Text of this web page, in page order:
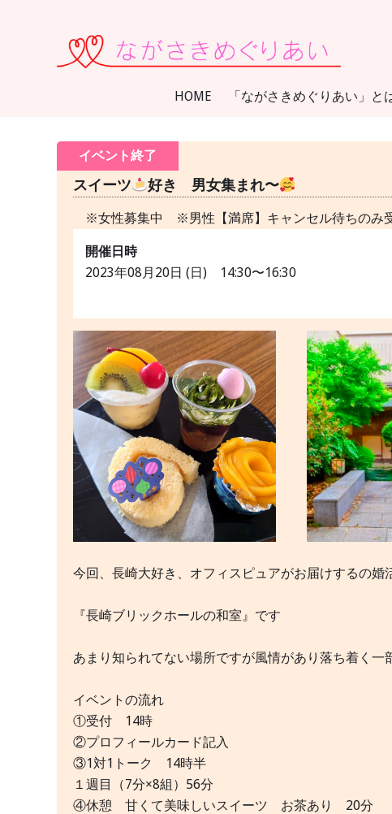
HOME 「ながさきめぐりあい」と
イベント終了
スイーツ 好き 男女集まれ〜
※女性募集中 ※男性【満席】キャンセル待ちのみ
開催日時
2023年08月20日 (日) 14:30〜16:30
今回、長崎大好き、オフィスピュアがお届けするの婚
『長崎ブリックホールの和室』です
あまり知られてない場所ですが風情があり落ち着く一
イベントの流れ
①受付 14時
②プロフィールカード記入
③1対1トーク 14時半
１週目（7分×8組）56分
④休憩 甘くて美味しいスイーツ お茶あり 20分